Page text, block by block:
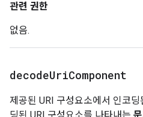
관련 권한
없음.
decodeUriComponent
제공된 URI 구성요소에서 인코